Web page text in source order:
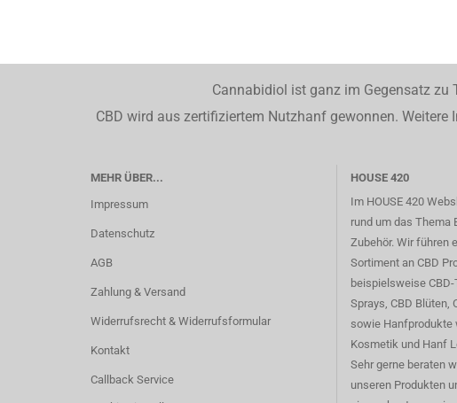
Cannabidiol ist ganz im Gegensatz
CBD wird aus zertifiziertem Nutzhanf gewonnen.
MEHR ÜBER...
Impressum
Datenschutz
AGB
Zahlung & Versand
Widerrufsrecht & Widerrufsformular
Kontakt
Callback Service
HOUSE 420
Im HOUSE 420
rund um das Thema
Zubehör. Wir führen
Sortiment an CBD
beispielsweise CBD-
Sprays, CBD Blüten,
sowie Hanfprodukte
Kosmetik und Hanf
Sehr gerne beraten
unseren Produkten